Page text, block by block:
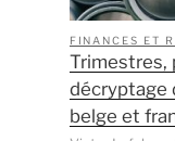
FINANCES ET
Trimestres,
décryptage
belge et